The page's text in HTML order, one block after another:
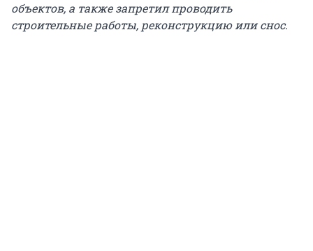
объектов, а также запретил проводить
строительные работы, реконструкцию или снос.